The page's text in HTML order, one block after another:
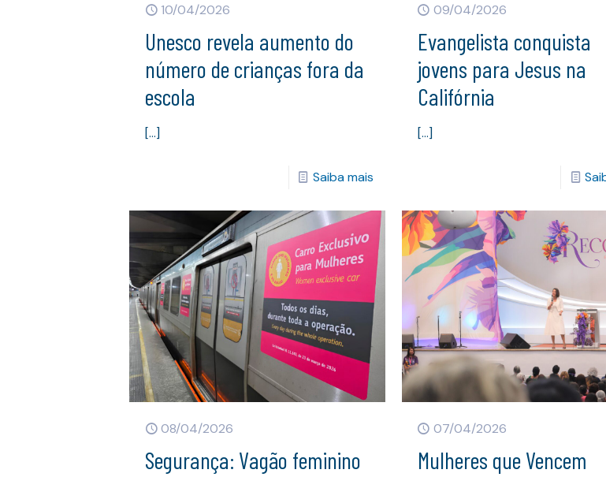
10/04/2026
Unesco revela aumento do
número de crianças fora da
escola
[…]
Saiba mais
09/04/2026
Evangelista conquista
jovens para Jesus na
Califórnia
[…]
08/04/2026
Segurança: Vagão feminino
07/04/2026
Mulheres que Vencem